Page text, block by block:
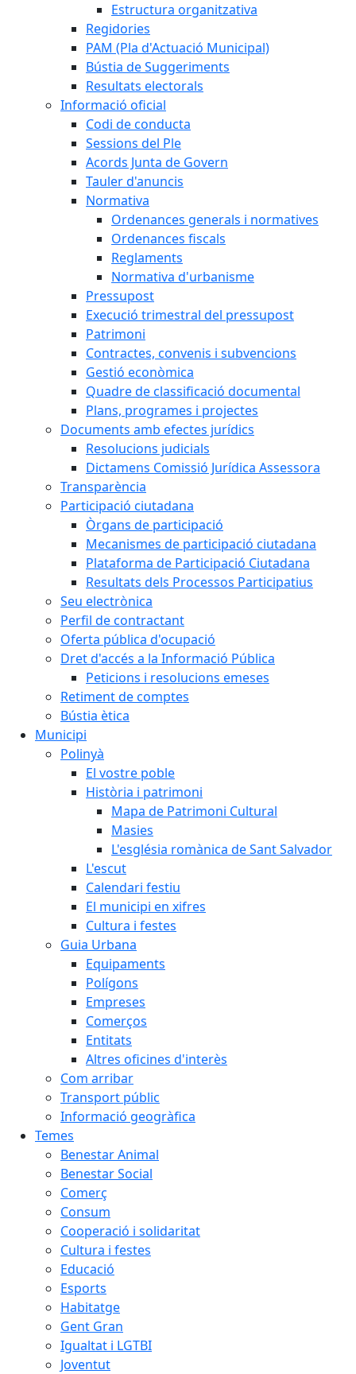
Estructura organitzativa
Regidories
PAM (Pla d'Actuació Municipal)
Bústia de Suggeriments
Resultats electorals
Informació oficial
Codi de conducta
Sessions del Ple
Acords Junta de Govern
Tauler d'anuncis
Normativa
Ordenances generals i normatives
Ordenances fiscals
Reglaments
Normativa d'urbanisme
Pressupost
Execució trimestral del pressupost
Patrimoni
Contractes, convenis i subvencions
Gestió econòmica
Quadre de classificació documental
Plans, programes i projectes
Documents amb efectes jurídics
Resolucions judicials
Dictamens Comissió Jurídica Assessora
Transparència
Participació ciutadana
Òrgans de participació
Mecanismes de participació ciutadana
Plataforma de Participació Ciutadana
Resultats dels Processos Participatius
Seu electrònica
Perfil de contractant
Oferta pública d'ocupació
Dret d'accés a la Informació Pública
Peticions i resolucions emeses
Retiment de comptes
Bústia ètica
Municipi
Polinyà
El vostre poble
Història i patrimoni
Mapa de Patrimoni Cultural
Masies
L'església romànica de Sant Salvador
L'escut
Calendari festiu
El municipi en xifres
Cultura i festes
Guia Urbana
Equipaments
Polígons
Empreses
Comerços
Entitats
Altres oficines d'interès
Com arribar
Transport públic
Informació geogràfica
Temes
Benestar Animal
Benestar Social
Comerç
Consum
Cooperació i solidaritat
Cultura i festes
Educació
Esports
Habitatge
Gent Gran
Igualtat i LGTBI
Joventut